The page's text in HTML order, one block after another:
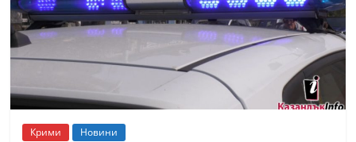
т
К
а
а
н
Крими Новини